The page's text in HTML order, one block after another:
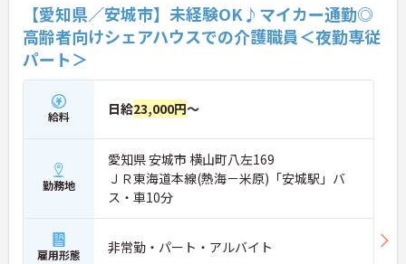
【愛知県／安城市】未経験OK♪マイカー通勤◎
高齢者向けシェアハウスでの介護職員＜夜勤専従
パート＞
給料 日給23,000円～
勤務地
愛知県 安城市 横山町八左169
ＪＲ東海道本線(熱海－米原)「安城駅」バ
ス・車10分
雇用形態 非常勤・パート・アルバイト